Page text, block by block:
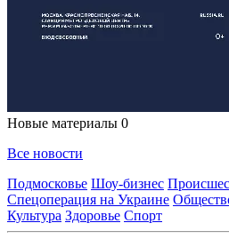
Новые материалы 0
Все новости
Подмосковье Шоу-бизнес
Спецоперация на Украине
Культура Здоровье Спорт